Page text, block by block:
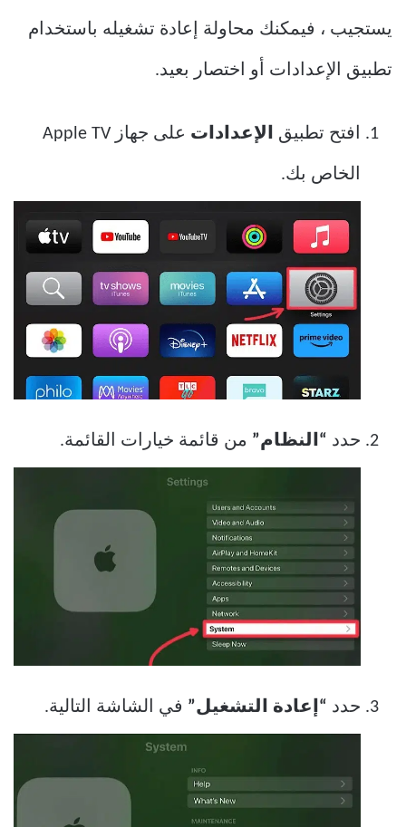
يستجيب ، فيمكنك محاولة إعادة تشغيله باستخدام
تطبيق الإعدادات أو اختصار بعيد.
افتح تطبيق الإعدادات على جهاز Apple TV
الخاص بك.
حدد “النظام” من قائمة خيارات القائمة.
حدد “إعادة التشغيل” في الشاشة التالية.